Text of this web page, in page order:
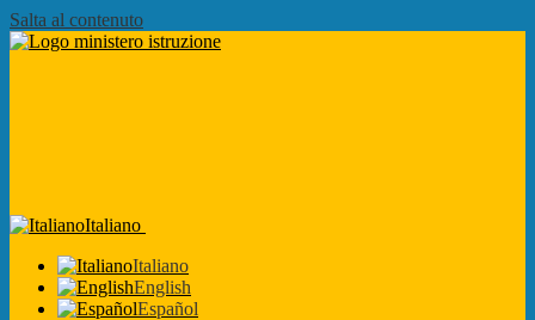
Salta al contenuto
Italiano
Italiano
English
Español